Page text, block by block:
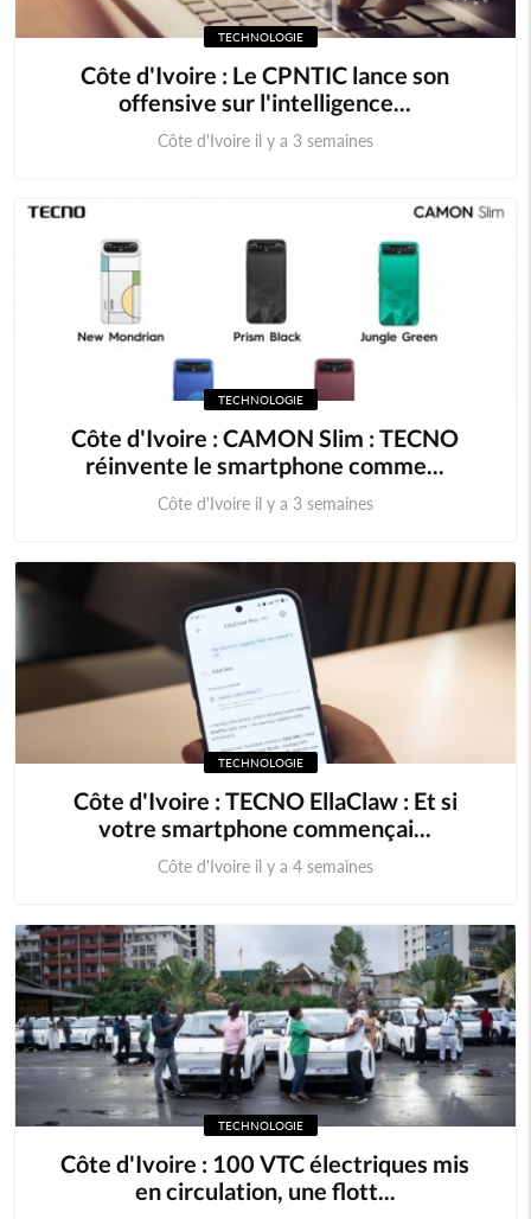
TECHNOLOGIE
Côte d'Ivoire : Le CPNTIC lance son
offensive sur l'intelligence...
Côte d'Ivoire il y a 3 semaines
TECHNOLOGIE
Côte d'Ivoire : CAMON Slim : TECNO
réinvente le smartphone comme...
Côte d'Ivoire il y a 3 semaines
TECHNOLOGIE
Côte d'Ivoire : TECNO EllaClaw : Et si
votre smartphone commençai...
Côte d'Ivoire il y a 4 semaines
TECHNOLOGIE
Côte d'Ivoire : 100 VTC électriques mis
en circulation, une flott...